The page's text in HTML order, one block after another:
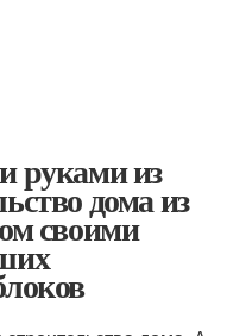
руками из
дома из
своими